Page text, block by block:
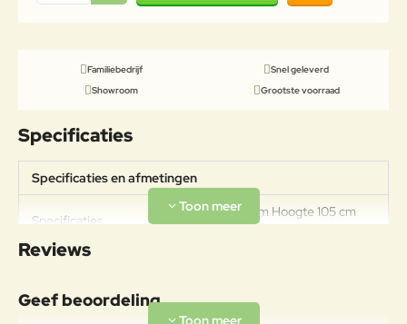
Familiebedrijf
Snel geleverd
Showroom
Grootste voorraad
Specificaties
Specificaties en afmetingen
Specificaties
Diameter 80 cm Hoogte 105 cm
Gewicht 15,7kg
een koolstofpercentage kleiner
Reviews
Geef beoordeling